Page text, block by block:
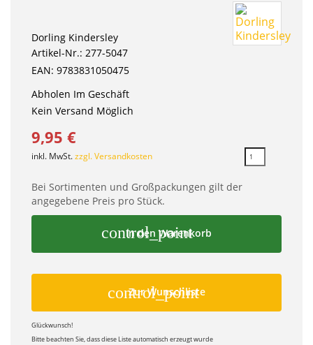
Dorling Kindersley
Artikel-Nr.: 277-5047
EAN: 9783831050475
Abholen Im Geschäft
Kein Versand Möglich
9,95 €
inkl. MwSt.zzgl. Versandkosten
Bei Sortimenten und Großpackungen gilt der
angegebene Preis pro Stück.
control_point
In den Warenkorb
control_point
Zur Wunschliste
Glückwunsch!
Bitte beachten Sie, dass diese Liste automatisch erzeugt wurde